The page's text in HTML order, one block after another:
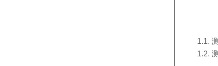
1.1.
1.2.